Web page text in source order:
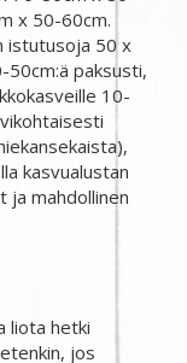
x 50-60cm.
istutusoja 50 x
50cm:ä paksusti,
10-
kasvualustan
ja mahdollinen
liota hetki
jos